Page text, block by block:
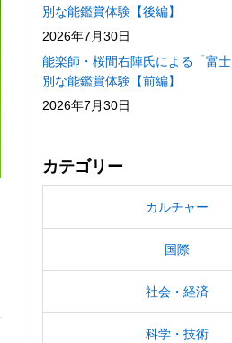
別な能鑑賞体験【後編】
2026年7月30日
能楽師・桜間右陣氏による「富
別な能鑑賞体験【前編】
2026年7月30日
カテゴリー
カルチャー
国際
社会・経済
科学・技術